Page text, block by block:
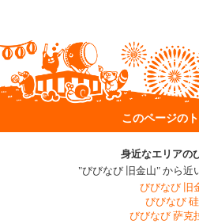
このページの
身近なエリアの
"びびなび 旧金山" から近
びびなび 旧
びびなび
びびなび 萨克